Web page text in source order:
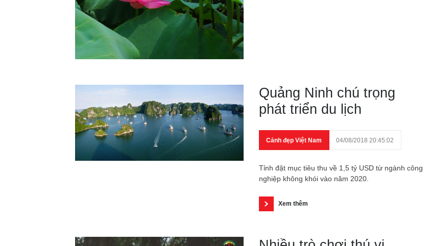
Quảng Ninh chú trọng
phát triển du lịch
Cảnh đẹp Việt Nam 04/08/2018 20:45:02
Tỉnh đặt mục tiêu thu về 1,5 tỷ USD từ ngành công
nghiệp không khói vào năm 2020.
Xem thêm